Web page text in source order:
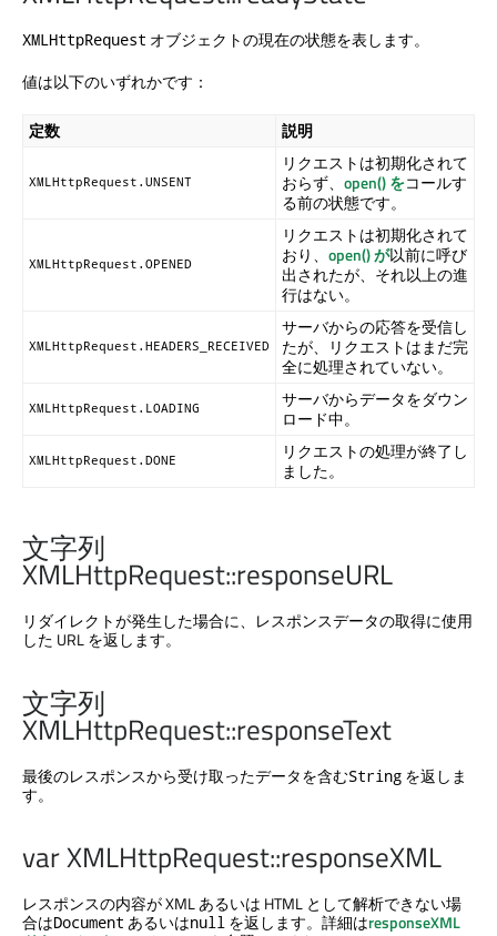
XMLHttpRequest オブジェクトの現在の状態を表します。
値は以下のいずれかです：
定数 説明
XMLHttpRequest.UNSENT
リクエストは初期化されて
おらず、 open() をコールす
る前の状態です。
XMLHttpRequest.OPENED
リクエストは初期化されて
おり、 open() が以前に呼び
出されたが、それ以上の進
行はない。
XMLHttpRequest.HEADERS_RECEIVED
サーバからの応答を受信し
たが、リクエストはまだ完
全に処理されていない。
XMLHttpRequest.LOADING
サーバからデータをダウン
ロード中。
XMLHttpRequest.DONE
リクエストの処理が終了し
ました。
文字列
XMLHttpRequest::responseURL
リダイレクトが発生した場合に、レスポンスデータの取得に使用
した URL を返します。
文字列
XMLHttpRequest::responseText
最後のレスポンスから受け取ったデータを含むString を返しま
す。
var XMLHttpRequest::responseXML
レスポンスの内容が XML あるいは HTML として解析できない場
合はDocument あるいはnull を返します。詳細はresponseXML